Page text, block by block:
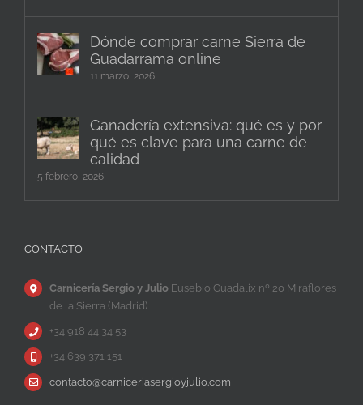
Dónde comprar carne Sierra de
Guadarrama online
11 marzo, 2026
Ganadería extensiva: qué es y por
qué es clave para una carne de
calidad
5 febrero, 2026
CONTACTO
Carnicería Sergio y Julio Eusebio Guadalix nº 20 Miraflores
de la Sierra (Madrid)
+34 918 44 34 53
+34 639 371 151
contacto@carniceriasergioyjulio.com